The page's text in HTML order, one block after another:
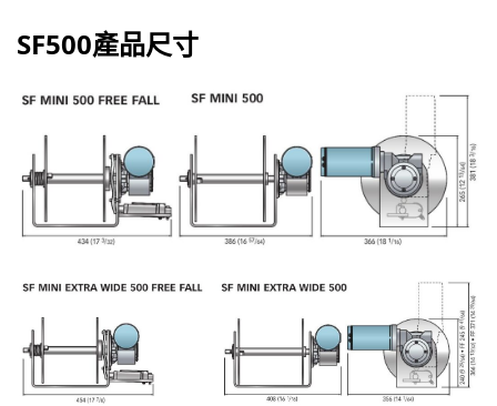
SF500產品尺寸